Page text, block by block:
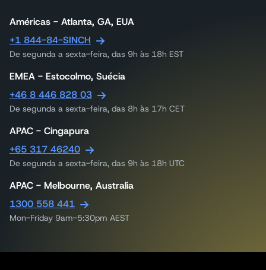
Américas - Atlanta, GA, EUA
+1 844-84-SINCH
De segunda a sexta-feira, das 9h às 18h EST
EMEA - Estocolmo, Suécia
+46 8 446 828 03
De segunda a sexta-feira, das 8h às 17h CET
APAC - Cingapura
+65 317 46240
De segunda a sexta-feira, das 9h às 18h UTC
APAC - Melbourne, Australia
1300 558 441
Mon-Friday 9am-5:30pm AEST